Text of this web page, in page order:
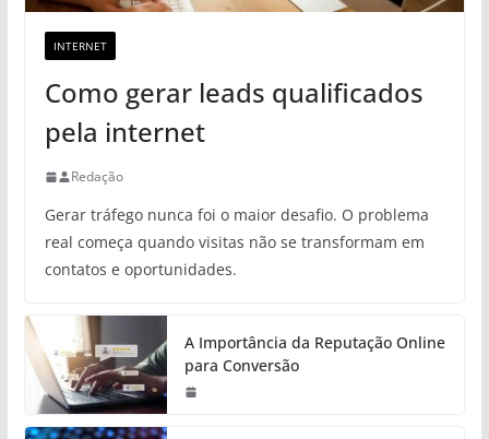
INTERNET
Como gerar leads qualificados
pela internet
Redação
Gerar tráfego nunca foi o maior desafio. O problema
real começa quando visitas não se transformam em
contatos e oportunidades.
A Importância da Reputação Online
para Conversão